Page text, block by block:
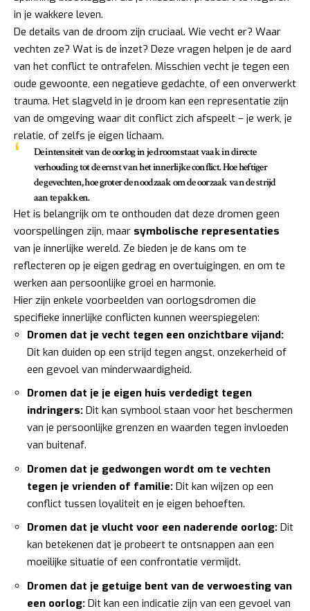
in je wakkere leven.
De details van de droom zijn cruciaal. Wie vecht er? Waar
vechten ze? Wat is de inzet? Deze vragen helpen je de aard
van het conflict te ontrafelen. Misschien vecht je tegen een
oude gewoonte, een negatieve gedachte, of een onverwerkt
trauma. Het slagveld in je droom kan een representatie zijn
van de omgeving waar dit conflict zich afspeelt – je werk, je
relatie, of zelfs je eigen lichaam.
De intensiteit van de oorlog in je droom staat vaak in directe
verhouding tot de ernst van het innerlijke conflict. Hoe heftiger
de gevechten, hoe groter de noodzaak om de oorzaak van de strijd
aan te pakken.
Het is belangrijk om te onthouden dat deze dromen geen
voorspellingen zijn, maar symbolische representaties
van je innerlijke wereld. Ze bieden je de kans om te
reflecteren op je eigen gedrag en overtuigingen, en om te
werken aan persoonlijke groei en harmonie.
Hier zijn enkele voorbeelden van oorlogsdromen die
specifieke innerlijke conflicten kunnen weerspiegelen:
Dromen dat je vecht tegen een onzichtbare vijand:
Dit kan duiden op een strijd tegen angst, onzekerheid of
een gevoel van minderwaardigheid.
Dromen dat je je eigen huis verdedigt tegen
indringers: Dit kan symbool staan voor het beschermen
van je persoonlijke grenzen en waarden tegen invloeden
van buitenaf.
Dromen dat je gedwongen wordt om te vechten
tegen je vrienden of familie: Dit kan wijzen op een
conflict tussen loyaliteit en je eigen behoeften.
Dromen dat je vlucht voor een naderende oorlog: Dit
kan betekenen dat je probeert te ontsnappen aan een
moeilijke situatie of een confrontatie vermijdt.
Dromen dat je getuige bent van de verwoesting van
een oorlog: Dit kan een indicatie zijn van een gevoel van